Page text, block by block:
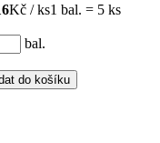
Kč / ks1 bal. = 5 ks
bal.
do košíku